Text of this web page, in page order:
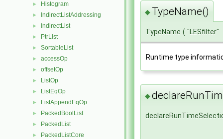
► Histogram
► IndirectListAddressing
► IndirectList
► PtrList
► SortableList
► accessOp
► offsetOp
► ListOp
► ListEqOp
► ListAppendEqOp
► PackedBoolList
► PackedList
► PackedListCore
◆ TypeName()
TypeName ( "LESfilter"
Runtime type
◆